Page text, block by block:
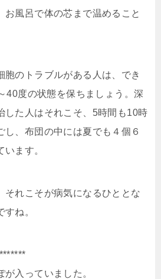
お風呂で体の芯まで温めること
胞のトラブルがある人は、でき
40度の状態を保ちましょう。深
した人はそれこそ、5時間も10時
し、布団の中には夏でも４個６
います。
それこそが病気になるひととな
ね。
*****
入っていました。